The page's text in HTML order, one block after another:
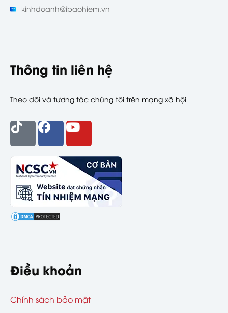
kinhdoanh@ibaohiem.vn
Thông tin liên hệ
Theo dõi và tương tác chúng tôi trên mạng xã hội
Điều khoản
Chính sách bảo mật